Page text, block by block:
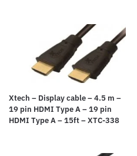
Xtech – Display cable – 4.5 m –
19 pin HDMI Type A – 19 pin
HDMI Type A – 15ft – XTC-338